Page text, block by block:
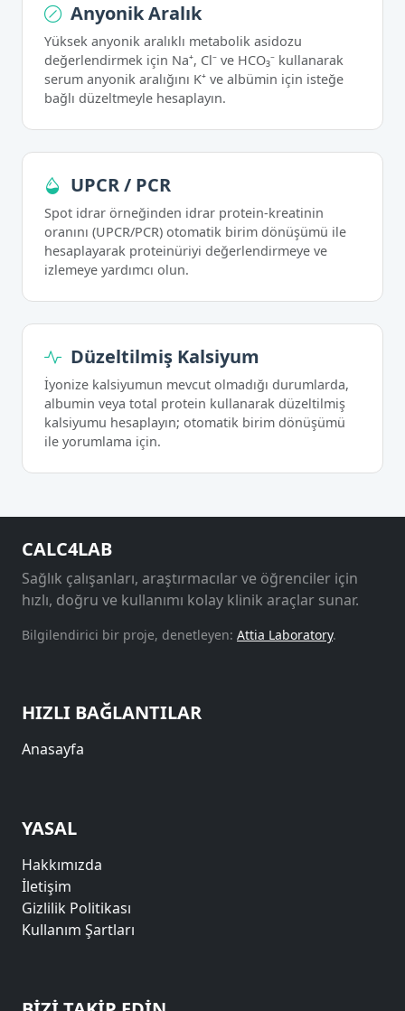
Anyonik Aralık
Yüksek anyonik aralıklı metabolik asidozu
değerlendirmek için Na⁺, Cl⁻ ve HCO₃⁻ kullanarak
serum anyonik aralığını K⁺ ve albümin için isteğe
bağlı düzeltmeyle hesaplayın.
UPCR / PCR
Spot idrar örneğinden idrar protein-kreatinin
oranını (UPCR/PCR) otomatik birim dönüşümü ile
hesaplayarak proteinüriyi değerlendirmeye ve
izlemeye yardımcı olun.
Düzeltilmiş Kalsiyum
İyonize kalsiyumun mevcut olmadığı durumlarda,
albumin veya total protein kullanarak düzeltilmiş
kalsiyumu hesaplayın; otomatik birim dönüşümü
ile yorumlama için.
CALC4LAB
Sağlık çalışanları, araştırmacılar ve öğrenciler için
hızlı, doğru ve kullanımı kolay klinik araçlar sunar.
Bilgilendirici bir proje, denetleyen: Attia Laboratory.
HIZLI BAĞLANTILAR
Anasayfa
YASAL
Hakkımızda
İletişim
Gizlilik Politikası
Kullanım Şartları